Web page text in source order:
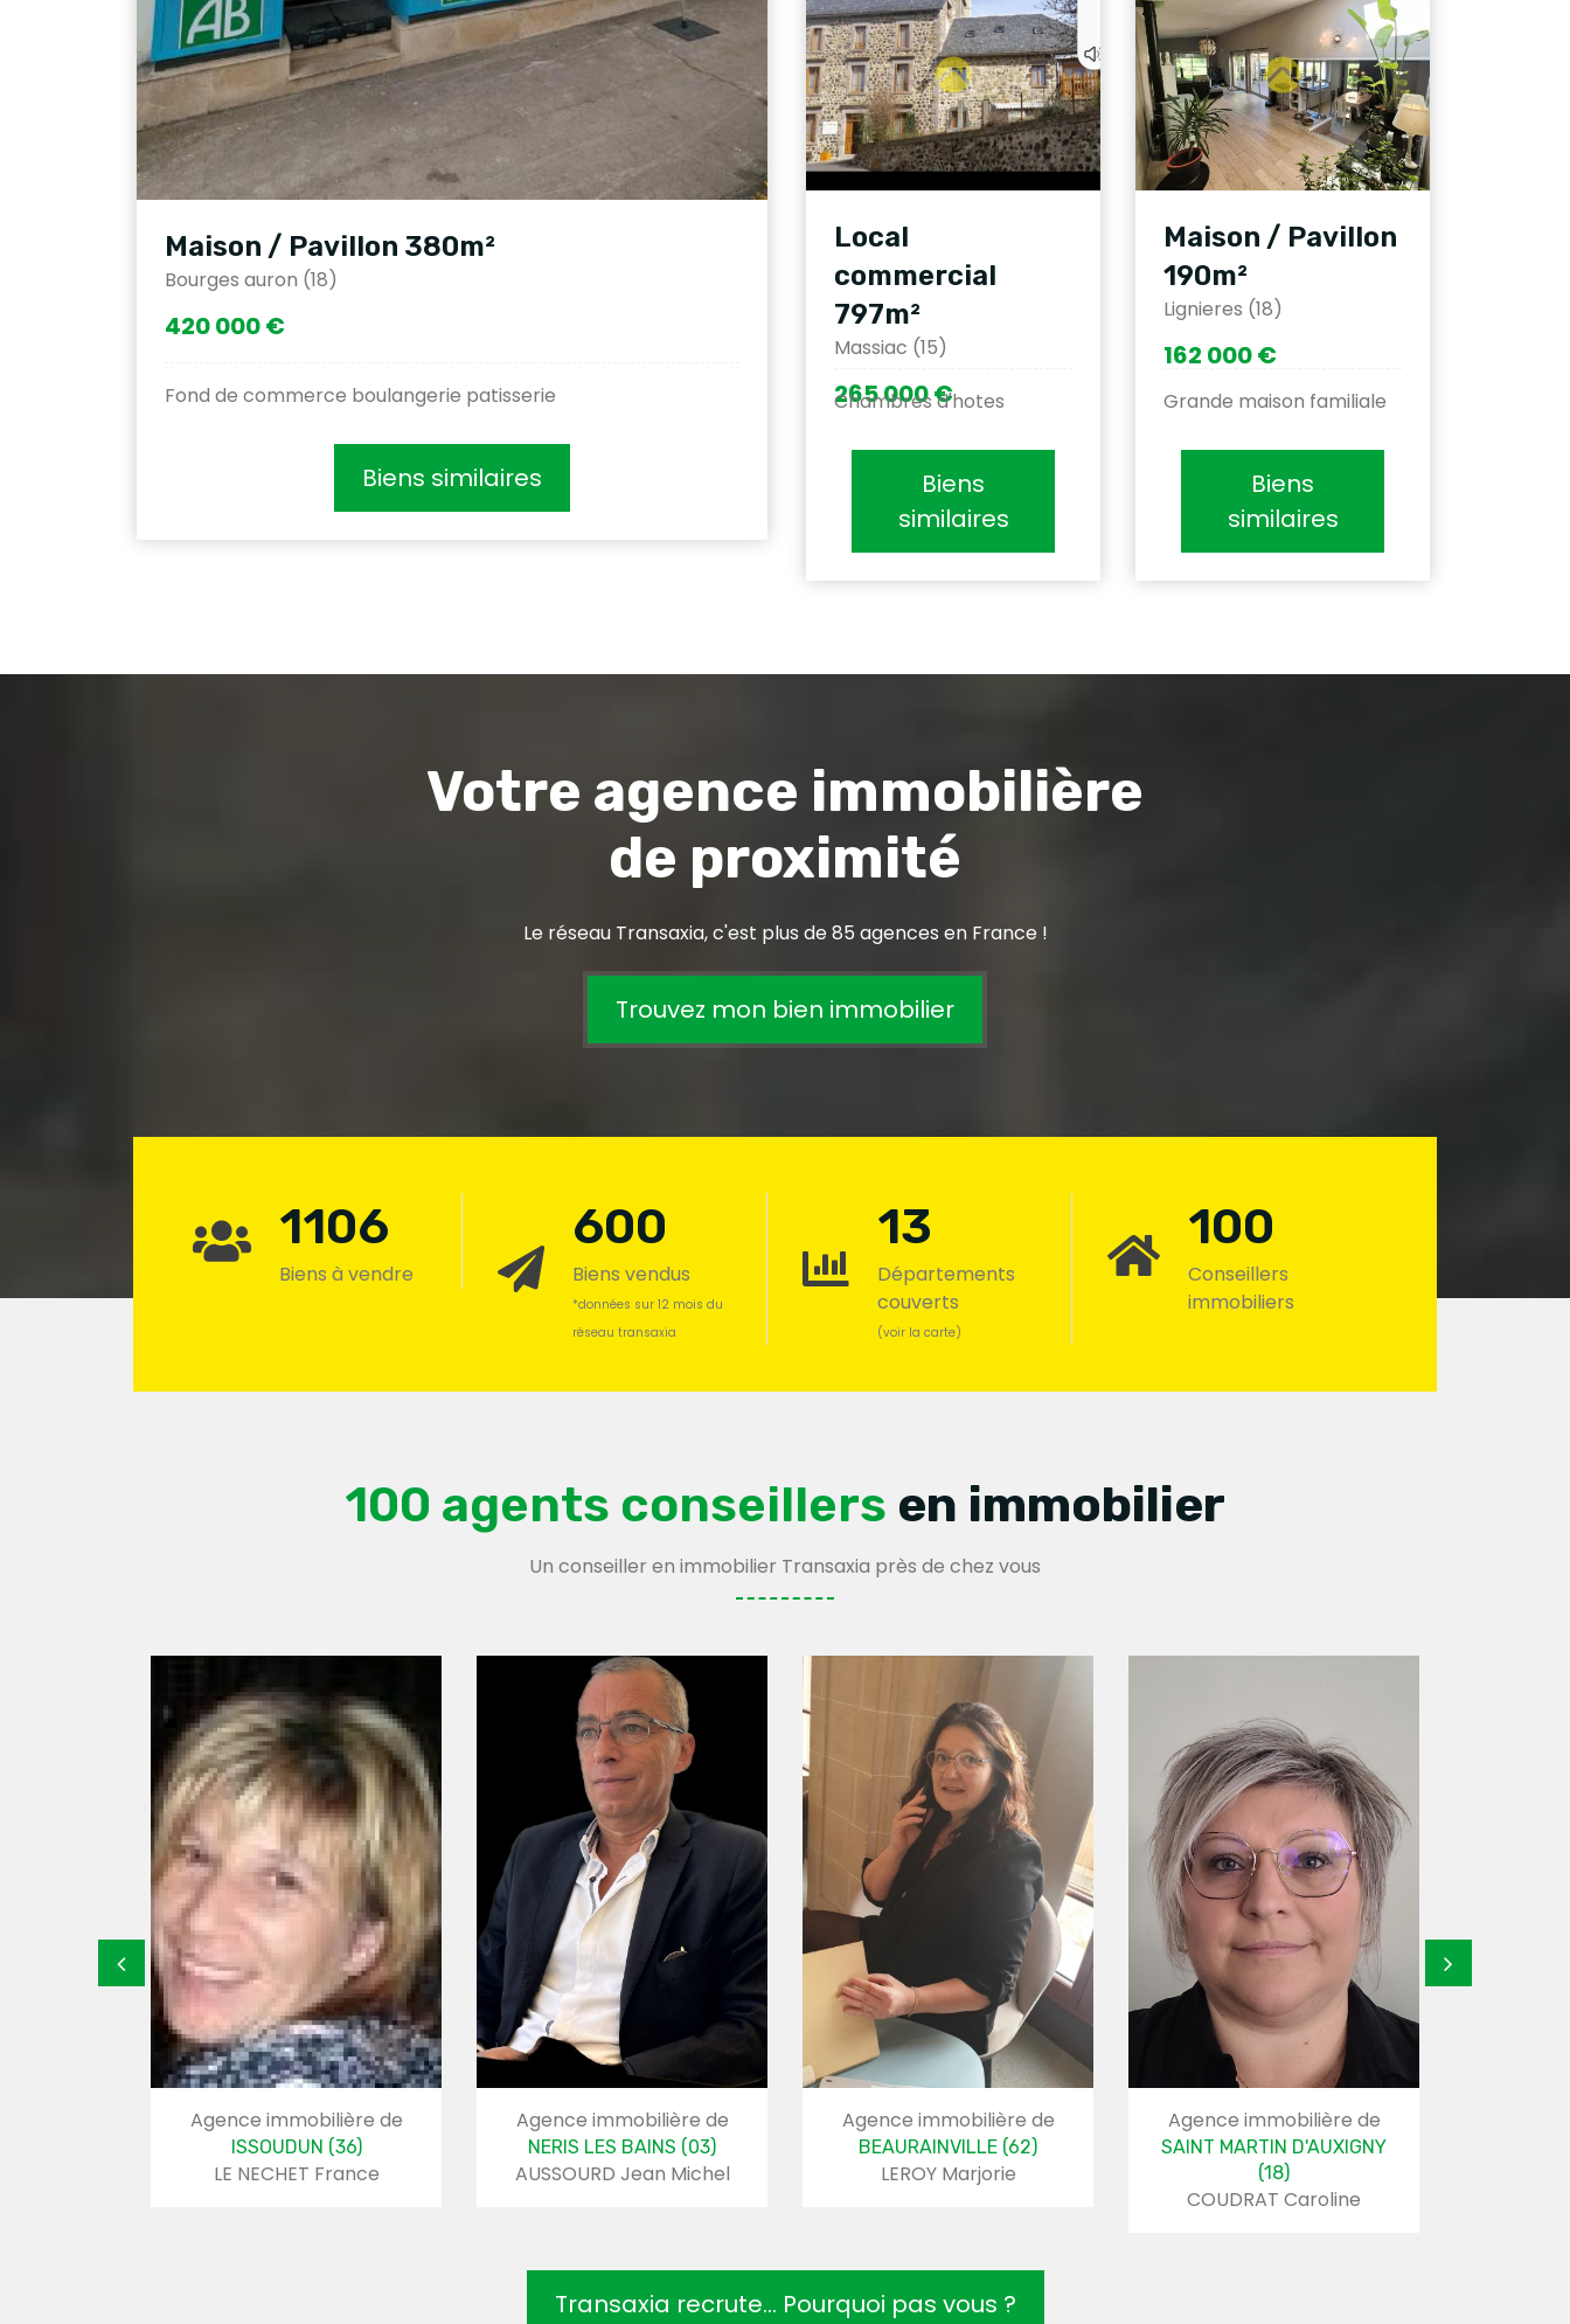
Maison / Pavillon 380m²
Bourges auron (18)
420 000 €
Fond de commerce boulangerie patisserie
Biens similaires
Local
commercial
797m²
Massiac (15)
265 000 €
Chambres d'hotes
Biens
similaires
Maison / Pavillon
190m²
Lignieres (18)
162 000 €
Grande maison familiale
Biens
similaires
Votre agence immobilière
de proximité
Le réseau Transaxia, c'est plus de 85 agences en France !
Trouvez mon bien immobilier
1106
Biens à vendre
600
Biens vendus
*données sur 12 mois du
réseau transaxia
13
Départements
couverts
(voir la carte)
100
Conseillers
immobiliers
100 agents conseillers en immobilier
Un conseiller en immobilier Transaxia près de chez vous
Agence immobilière de
ISSOUDUN (36)
LE NECHET France
Agence immobilière de
NERIS LES BAINS (03)
AUSSOURD Jean Michel
Agence immobilière de
BEAURAINVILLE (62)
LEROY Marjorie
Agence immobilière de
SAINT MARTIN D'AUXIGNY
(18)
COUDRAT Caroline
Transaxia recrute... Pourquoi pas vous ?